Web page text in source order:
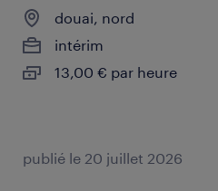
douai, nord
intérim
13,00 € par heure
publié le 20 juillet 2026